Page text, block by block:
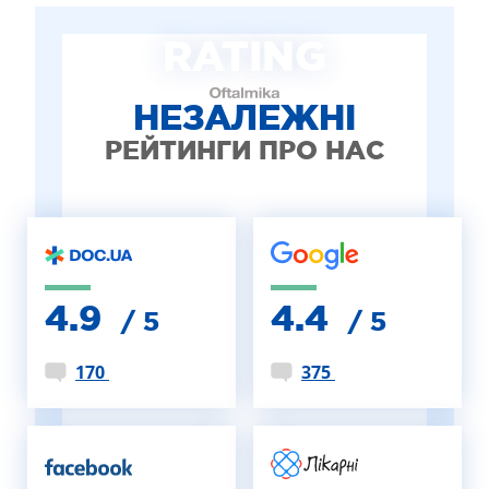
ДИТЯЧА ОФТАЛЬМОЛОГІЯ
ЛІКУВАННЯ ЗАХВОРЮВАНЬ СІТКІВКИ
ЕСТЕТИЧНА ХІРУРГІЯ
НЕЗАЛЕЖНІ
РЕЙТИНГИ ПРО НАС
4.9 / 5
170
4.4 / 5
375